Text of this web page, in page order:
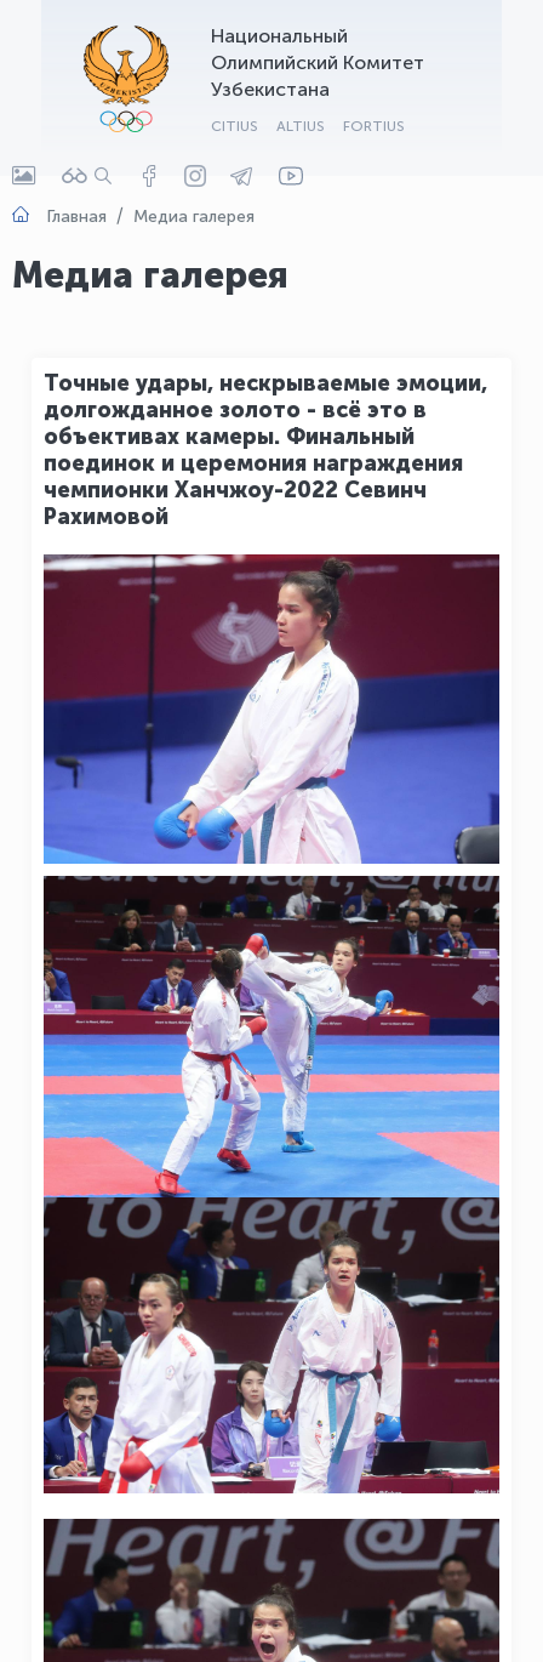
Национальный
Олимпийский Комитет
Узбекистана
CITIUS ALTIUS FORTIUS
Главная Медиа галерея
Медиа галерея
Точные удары, нескрываемые эмоции,
долгожданное золото - всё это в
объективах камеры. Финальный
поединок и церемония награждения
чемпионки Ханчжоу-2022 Севинч
Рахимовой
OLYMPCHIK AI - yordamchi
Онлайн · olympic.uz